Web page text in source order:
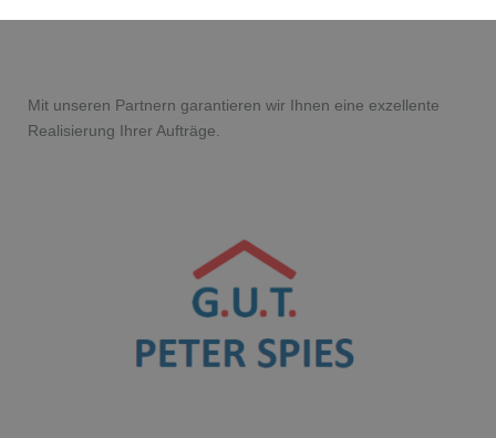
Mit unseren Partnern garantieren wir Ihnen eine exzellente
Realisierung Ihrer Aufträge.